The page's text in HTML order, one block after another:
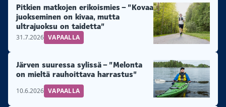
Pitkien matkojen erikoismies – ”Kovaa
juokseminen on kivaa, mutta
ultrajuoksu on taidetta”
31.7.2026 VAPAALLA
Järven suuressa sylissä – ”Melonta
on mieltä rauhoittava harrastus”
10.6.2026 VAPAALLA